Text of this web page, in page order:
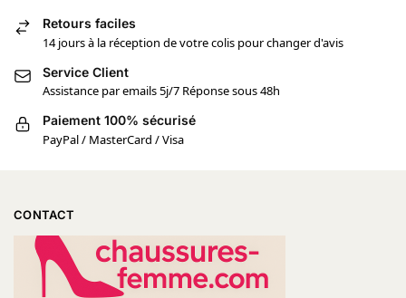
Retours faciles
14 jours à la réception de votre colis pour changer d'avis
Service Client
Assistance par emails 5j/7 Réponse sous 48h
Paiement 100% sécurisé
PayPal / MasterCard / Visa
CONTACT